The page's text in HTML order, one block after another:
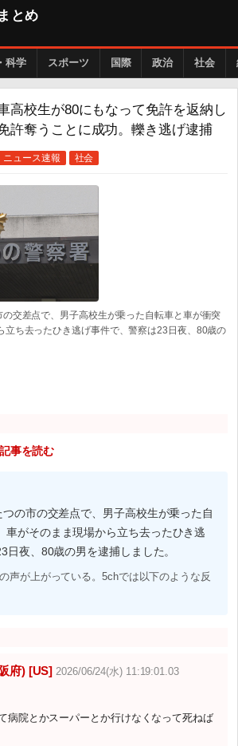
とめ
科学 スポーツ 国際 政治 社会
高校生が80にもなって免許を返納し
許奪うことに成功。轢き逃げ逮捕
ニュース速報 社会
交差点で、男子高校生が乗った自転車と車が衝突
立ち去ったひき逃げ事件で、警察は23日夜、80歳の
事を読む
の市の交差点で、男子高校生が乗った自
車がそのまま現場から立ち去ったひき逃
日夜、80歳の男を逮捕しました。
声が上がっている。5chでは以下のような反
府) [US] 2026/06/24(水) 11:19:01.03
病院とかスーパーとか行けなくなって死ねば